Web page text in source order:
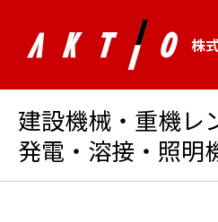
株
建設機械・重機レ
発電・溶接・照明